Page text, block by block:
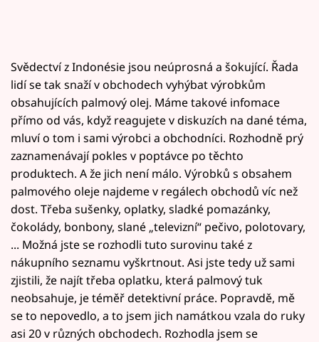
Svědectví z Indonésie jsou neúprosná a šokující. Řada
lidí se tak snaží v obchodech vyhýbat výrobkům
obsahujících palmový olej. Máme takové infomace
přímo od vás, když reagujete v diskuzích na dané téma,
mluví o tom i sami výrobci a obchodníci. Rozhodně prý
zaznamenávají pokles v poptávce po těchto
produktech. A že jich není málo. Výrobků s obsahem
palmového oleje najdeme v regálech obchodů víc než
dost. Třeba sušenky, oplatky, sladké pomazánky,
čokolády, bonbony, slané „televizní“ pečivo, polotovary,
... Možná jste se rozhodli tuto surovinu také z
nákupního seznamu vyškrtnout. Asi jste tedy už sami
zjistili, že najít třeba oplatku, která palmový tuk
neobsahuje, je téměř detektivní práce. Popravdě, mě
se to nepovedlo, a to jsem jich namátkou vzala do ruky
asi 20 v různých obchodech. Rozhodla jsem se